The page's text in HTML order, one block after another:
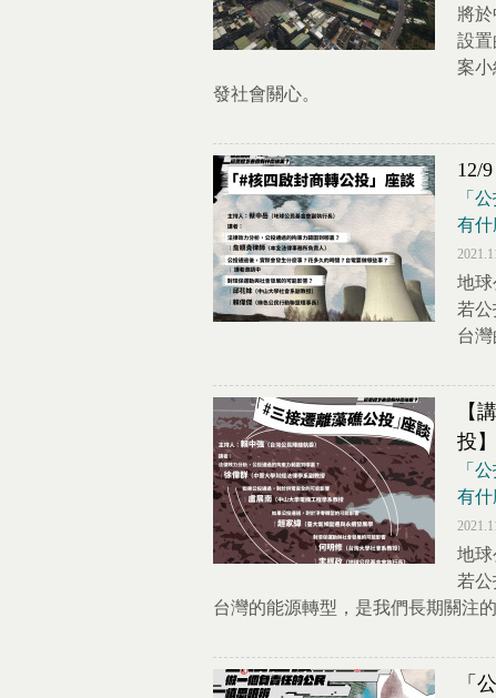
將
設置
案小
發社會關心。
12/
「
有
地
若
台
【
投
「
有
地
若
台灣的能源轉型，是我們長期關注的
「